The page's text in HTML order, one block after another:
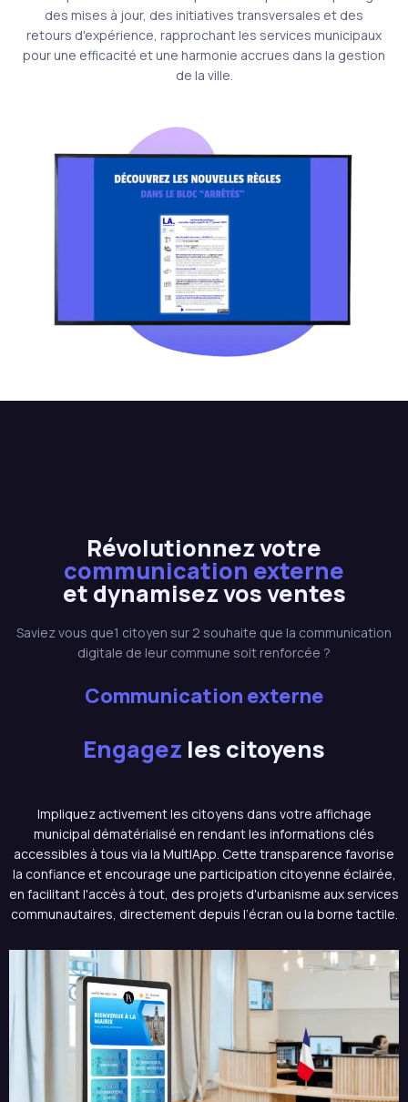
des mises à jour, des initiatives transversales et des
retours d'expérience, rapprochant les services municipaux
pour une efficacité et une harmonie accrues dans la gestion
de la ville.
Révolutionnez votre
communication externe
et dynamisez vos ventes
Saviez vous que1 citoyen sur 2 souhaite que la communication
digitale de leur commune soit renforcée ?
Communication externe
Engagez les citoyens
Impliquez activement les citoyens dans votre affichage
municipal dématérialisé en rendant les informations clés
accessibles à tous via la MultIApp. Cette transparence favorise
la confiance et encourage une participation citoyenne éclairée,
en facilitant l'accès à tout, des projets d'urbanisme aux services
communautaires, directement depuis l’écran ou la borne tactile.